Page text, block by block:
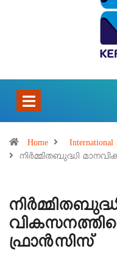
Home
International
നിർമ്മിതബുദ്ധി
ഫ്രാൻസിസ്